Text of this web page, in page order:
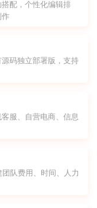
配，个性化编辑排
作
码独立部署版，支持
服、自营电商、信息
队费用、时间、人力